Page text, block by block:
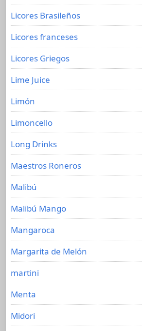
Licores Brasileños
Licores franceses
Licores Griegos
Lime Juice
Limón
Limoncello
Long Drinks
Maestros Roneros
Malibú
Malibú Mango
Mangaroca
Margarita de Melón
martini
Menta
Midori